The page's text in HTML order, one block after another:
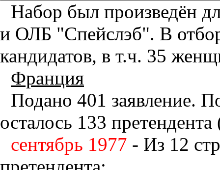
Набор был произведён
и ОЛБ "Спейслэб". В
кандидатов, в т.ч. 35
Франция
Подано 401 заявление.
осталось 133
сентябрь 1977 - Из 12